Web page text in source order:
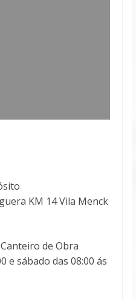
KM 14 Vila Menck
de Obra
e sábado das 08:00 ás